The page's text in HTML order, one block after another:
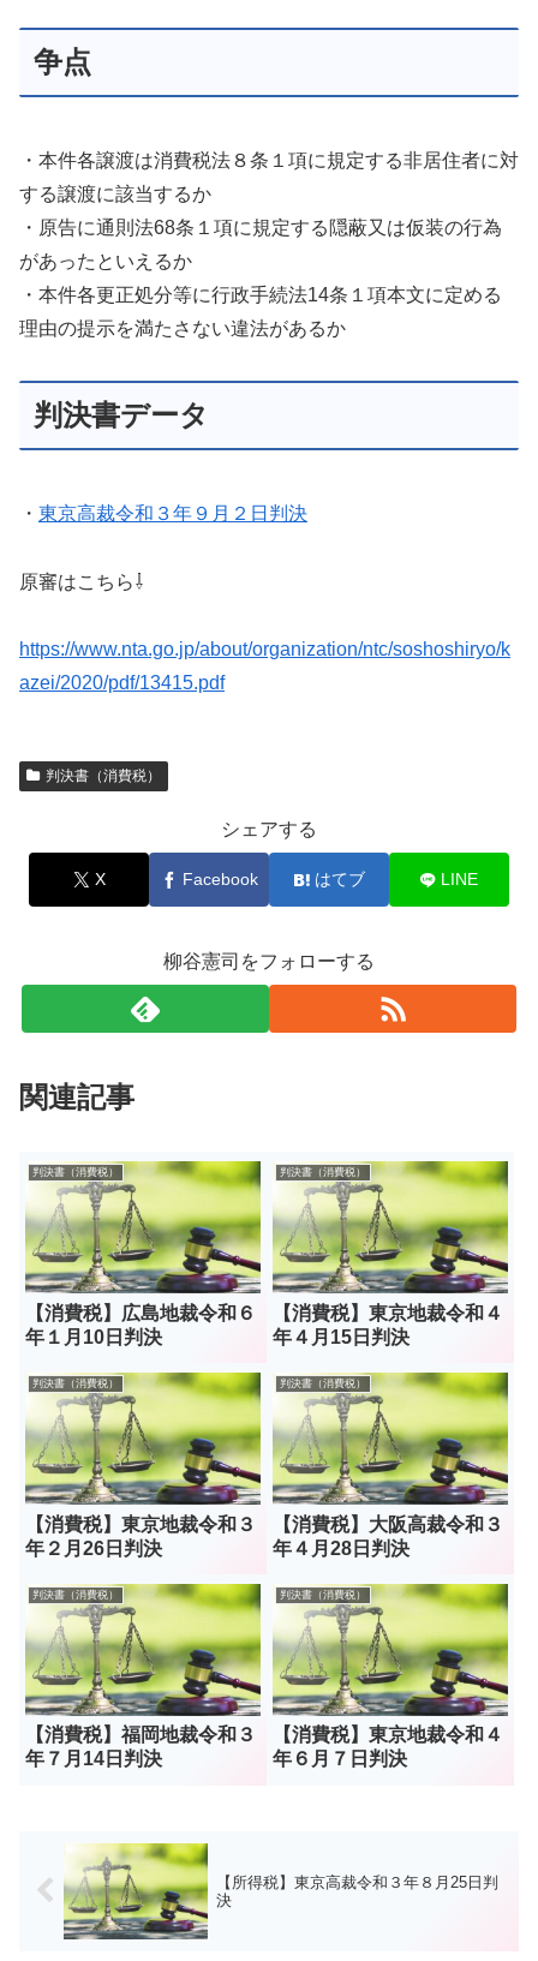
争点
・本件各譲渡は消費税法８条１項に規定する非居住者に対
する譲渡に該当するか
・原告に通則法68条１項に規定する隠蔽又は仮装の行為
があったといえるか
・本件各更正処分等に行政手続法14条１項本文に定める
理由の提示を満たさない違法があるか
判決書データ
・ 東京高裁令和３年９月２日判決
原審はこちら⇩
https://www.nta.go.jp/about/organization/ntc/soshoshiryo/k
azei/2020/pdf/13415.pdf
判決書（消費税）
シェアする
X Facebook はてブ LINE
柳谷憲司をフォローする
関連記事
判決書（消費税）
【消費税】広島地裁令和６
年１月10日判決
判決書（消費税）
【消費税】東京地裁令和４
年４月15日判決
判決書（消費税）
【消費税】東京地裁令和３
年２月26日判決
判決書（消費税）
【消費税】大阪高裁令和３
年４月28日判決
判決書（消費税）
【消費税】福岡地裁令和３
年７月14日判決
判決書（消費税）
【消費税】東京地裁令和４
年６月７日判決
【所得税】東京高裁令和３年８月25日判
決